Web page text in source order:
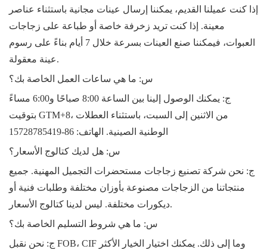
إذا كنت عميلنا القديم، يمكننا إرسال عينات مجانية باستثناء عناصر
معينة. إذا كنت تريد زخرفة خاصة أو طباعة على زجاجات
العبوات، فيمكننا صنع العينات بسرعة خلال 7 أيام بناءً على رسوم
عينة معقولة.
س: ما هي ساعات العمل الخاصة بك؟
ج: يمكنك الوصول إلينا بين الساعة 8:00 صباحًا و6:00 مساءً
بتوقيت GTM+8، من الاثنين إلى السبت، باستثناء العطلات
الوطنية الصينية. الهاتف: 86-15728785419
س: هل لديك كتالوج الأسعار؟
ج: نحن شركة تصنيع زجاجات مستحضرات التجميل المهنية. جميع
منتجاتنا من الزجاجات مصنوعة بأوزان مختلفة وطلبات فنية أو
ديكورات مختلفة. ليس لدينا كتالوج الأسعار.
س: ما هي شروط التسليم الخاصة بك؟
ج: نحن نقبل FOB، CIF وما إلى ذلك. يمكنك اختيار الخيار الأكثر